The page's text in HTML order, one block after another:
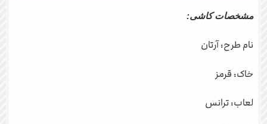
مشخصات کاشی:
نام طرح: آرتان
خاک: قرمز
لعاب: ترانس